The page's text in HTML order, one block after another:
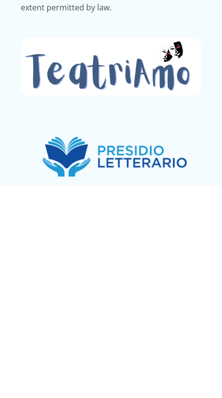
extent permitted by law.